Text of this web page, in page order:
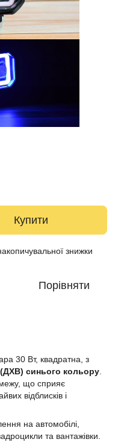
Купити
знижки
Порівняти
30 Вт, квадратна, з
синього кольору
межу, що сприяє
відблисків і
на автомобілі,
та вантажівки.